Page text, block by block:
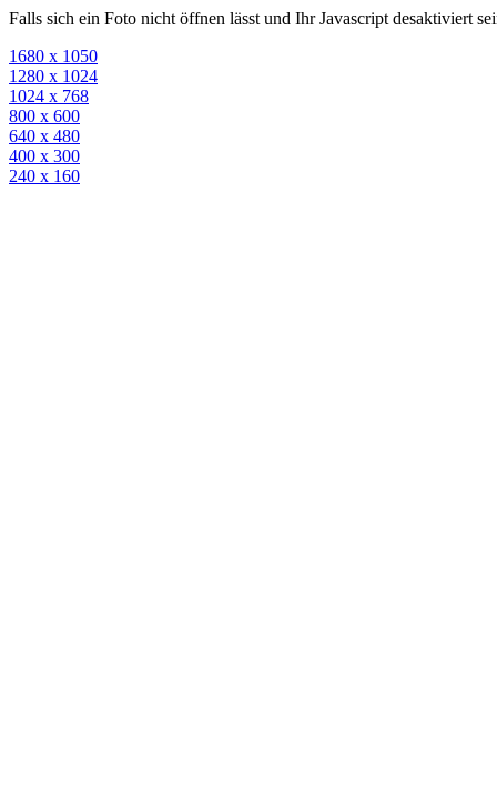
Falls sich ein Foto nicht öffnen lässt und Ihr Javascript desaktiviert
1680 x 1050
1280 x 1024
1024 x 768
800 x 600
640 x 480
400 x 300
240 x 160